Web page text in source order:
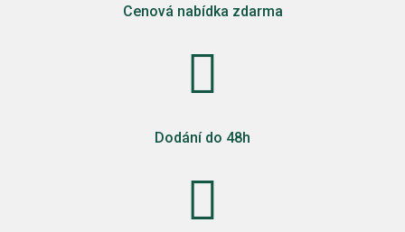
Cenová nabídka zdarma

Dodání do 48h
